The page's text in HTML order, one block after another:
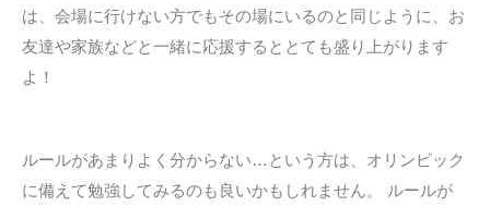
は、会場に行けない方でもその場にいるのと同じように、お
友達や家族などと一緒に応援するととても盛り上がります
よ！
ルールがあまりよく分からない…という方は、オリンピック
に備えて勉強してみるのも良いかもしれません。 ルールが